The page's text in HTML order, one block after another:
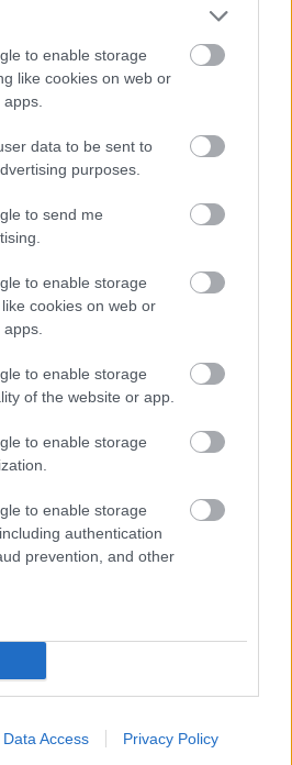
to enable storage
like cookies on web or
data to be sent to
purposes.
to send me
to enable storage
cookies on web or
to enable storage
of the website or app.
to enable storage
to enable storage
authentication
prevention, and other
Data Access Privacy Policy
kedvenc szava a szezonban
/ Getty Images Hungary
még kép!